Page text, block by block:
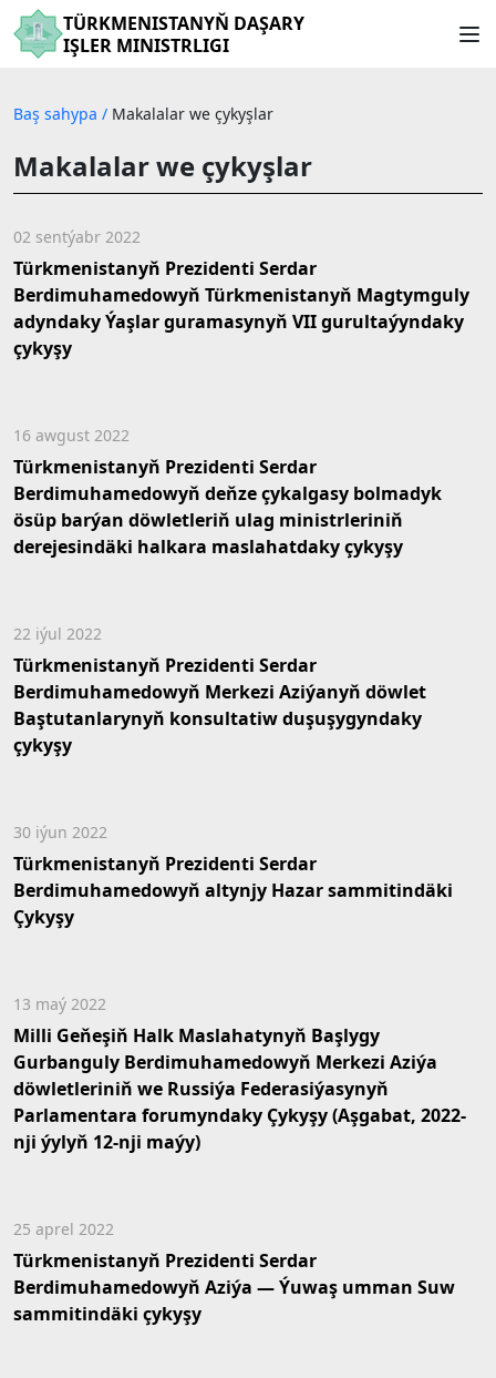
TÜRKMENISTANYŇ DAŞARY
IŞLER MINISTRLIGI
Baş sahypa / Makalalar we çykyşlar
Makalalar we çykyşlar
02 sentýabr 2022
Türkmenistanyň Prezidenti Serdar
Berdimuhamedowyň Türkmenistanyň Magtymguly
adyndaky Ýaşlar guramasynyň VII gurultaýyndaky
çykyşy
16 awgust 2022
Türkmenistanyň Prezidenti Serdar
Berdimuhamedowyň deňze çykalgasy bolmadyk
ösüp barýan döwletleriň ulag ministrleriniň
derejesindäki halkara maslahatdaky çykyşy
22 iýul 2022
Türkmenistanyň Prezidenti Serdar
Berdimuhamedowyň Merkezi Aziýanyň döwlet
Baştutanlarynyň konsultatiw duşuşygyndaky
çykyşy
30 iýun 2022
Türkmenistanyň Prezidenti Serdar
Berdimuhamedowyň altynjy Hazar sammitindäki
Çykyşy
13 maý 2022
Milli Geňeşiň Halk Maslahatynyň Başlygy
Gurbanguly Berdimuhamedowyň Merkezi Aziýa
döwletleriniň we Russiýa Federasiýasynyň
Parlamentara forumyndaky Çykyşy (Aşgabat, 2022-
nji ýylyň 12-nji maýy)
25 aprel 2022
Türkmenistanyň Prezidenti Serdar
Berdimuhamedowyň Aziýa — Ýuwaş umman Suw
sammitindäki çykyşy